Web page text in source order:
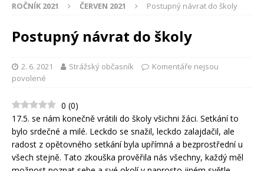
ROČNÍK 2021
ČERVEN 2021 Postupný návrat do školy
Postupný návrat do školy
2. 6. 2021 Strážský občasník
Komentáře nejsou
povolené
0 (0)
17.5. se nám konečně vrátili do školy všichni žáci. Setkání to
bylo srdečné a milé. Leckdo se snažil, leckdo zalajdačil, ale
radost z opětovného setkání byla upřímná a bezprostřední u
všech stejně. Tato zkouška prověřila nás všechny, každý měl